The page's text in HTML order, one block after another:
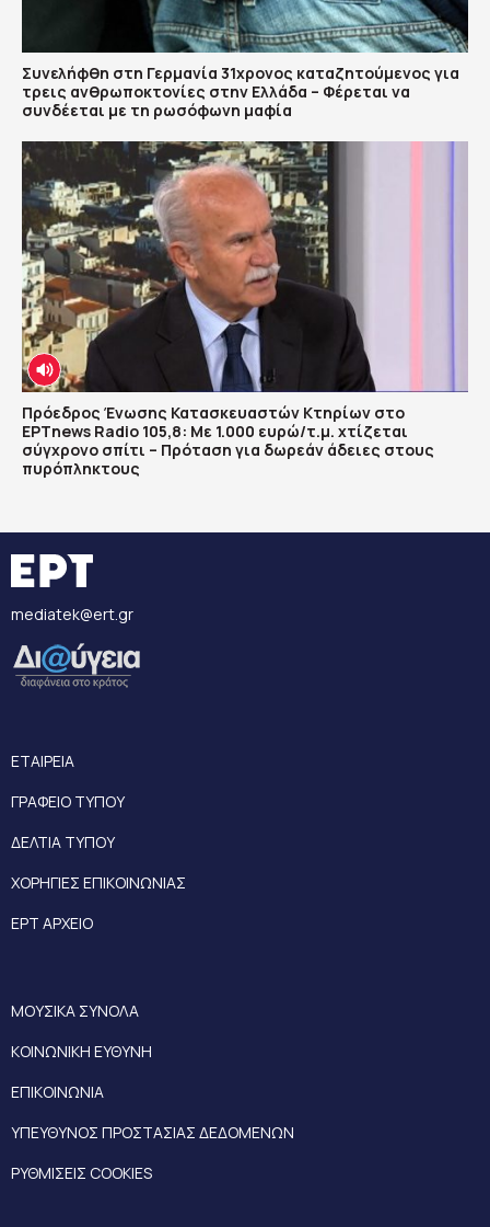
Συνελήφθη στη Γερμανία 31χρονος καταζητούμενος για
τρεις ανθρωποκτονίες στην Ελλάδα – Φέρεται να
συνδέεται με τη ρωσόφωνη μαφία
Πρόεδρος Ένωσης Κατασκευαστών Κτηρίων στο
ΕΡΤnews Radio 105,8: Με 1.000 ευρώ/τ.μ. χτίζεται
σύγχρονο σπίτι – Πρόταση για δωρεάν άδειες στους
πυρόπληκτους
mediatek@ert.gr
ΕΤΑΙΡΕΙΑ
ΓΡΑΦΕΙΟ ΤΥΠΟΥ
ΔΕΛΤΙΑ ΤΥΠΟΥ
ΧΟΡΗΓΙΕΣ ΕΠΙΚΟΙΝΩΝΙΑΣ
ΕΡΤ ΑΡΧΕΙΟ
ΜΟΥΣΙΚΑ ΣΥΝΟΛΑ
ΚΟΙΝΩΝΙΚΗ ΕΥΘΥΝΗ
ΕΠΙΚΟΙΝΩΝΙΑ
ΥΠΕΥΘΥΝΟΣ ΠΡΟΣΤΑΣΙΑΣ ΔΕΔΟΜΕΝΩΝ
ΡΥΘΜΙΣΕΙΣ COOKIES